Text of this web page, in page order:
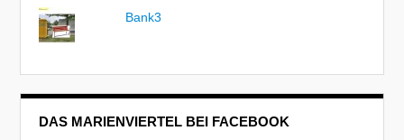
Bank3
DAS MARIENVIERTEL BEI FACEBOOK